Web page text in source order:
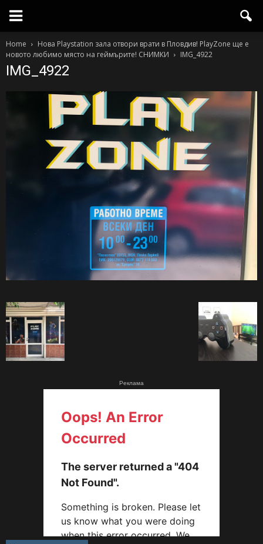
Home
Нова Playstation зала отвори врати в Пловдив! PlayZone ще е
новото любимо място на геймърите! СНИМКИ
IMG_4922
IMG_4922
Реклама